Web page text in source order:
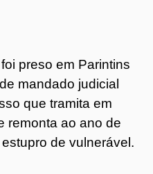
preso em Parintins
mandado judicial
que tramita em
remonta ao ano de
de vulnerável.